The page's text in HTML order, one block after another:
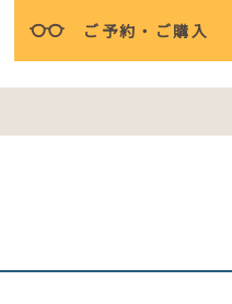
ご予約・ご購入